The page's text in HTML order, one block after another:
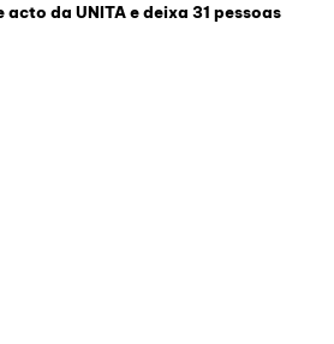
da UNITA e deixa 31 pessoas